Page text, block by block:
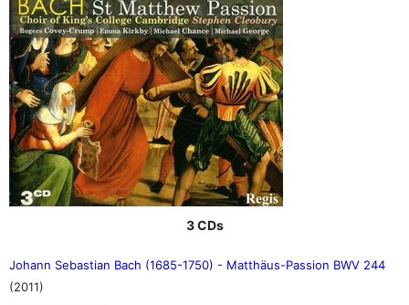
3 CDs
Johann Sebastian Bach (1685-1750) - Matthäus-Passion BWV 244
(2011)